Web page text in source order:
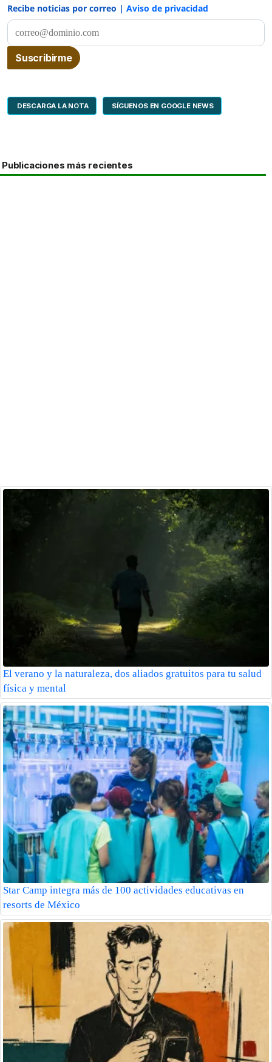
Recibe noticias por correo | Aviso de privacidad
DESCARGA LA NOTA SÍGUENOS EN GOOGLE NEWS
Publicaciones más recientes
El verano y la naturaleza, dos aliados gratuitos para tu salud
física y mental
Star Camp integra más de 100 actividades educativas en
resorts de México